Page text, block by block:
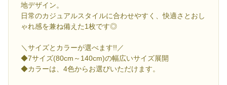
地デザイン。
日常のカジュアルスタイルに合わせやすく、快適さとおし
ゃれ感を兼ね備えた1枚です◎
＼サイズとカラーが選べます!!／
◆7サイズ(80cm～140cm)の幅広いサイズ展開
◆カラーは、4色からお選びいただけます。